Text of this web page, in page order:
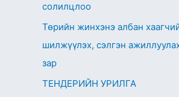
солилцлоо
Төрийн жинхэнэ албан
шилжүүлэх, сэлгэн
зар
ТЕНДЕРИЙН УРИЛГА